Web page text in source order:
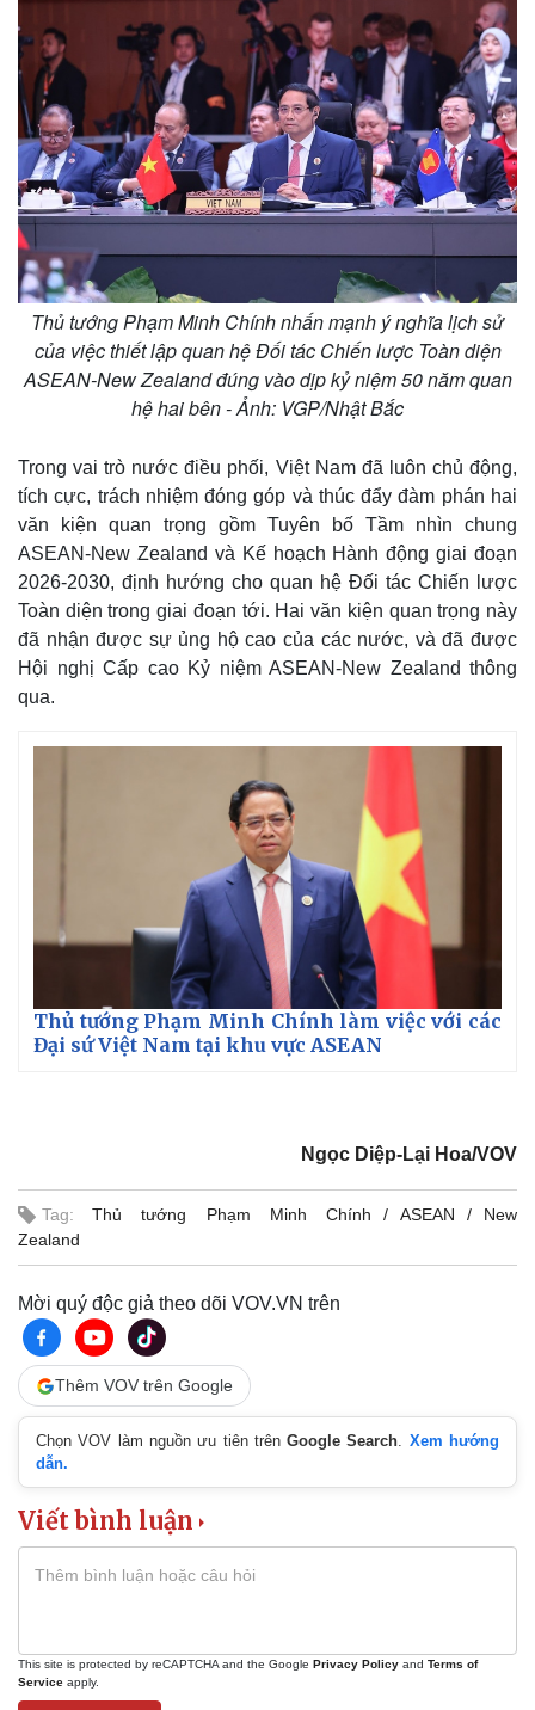
Vụ án
Tin nóng
Thủ tướng Phạm Minh Chính nhấn mạnh ý nghĩa lịch sử
của việc thiết lập quan hệ Đối tác Chiến lược Toàn diện
ASEAN-New Zealand đúng vào dịp kỷ niệm 50 năm quan
hệ hai bên - Ảnh: VGP/Nhật Bắc
Trong vai trò nước điều phối, Việt Nam đã luôn chủ động,
tích cực, trách nhiệm đóng góp và thúc đẩy đàm phán hai
văn kiện quan trọng gồm Tuyên bố Tầm nhìn chung
ASEAN-New Zealand và Kế hoạch Hành động giai đoạn
2026-2030, định hướng cho quan hệ Đối tác Chiến lược
Toàn diện trong giai đoạn tới. Hai văn kiện quan trọng này
đã nhận được sự ủng hộ cao của các nước, và đã được
Hội nghị Cấp cao Kỷ niệm ASEAN-New Zealand thông
qua.
Thủ tướng Phạm Minh Chính làm việc với các
Đại sứ Việt Nam tại khu vực ASEAN
Ngọc Diệp-Lại Hoa/VOV
Tag: Thủ tướng Phạm Minh Chính ASEAN
New
Zealand
Mời quý độc giả theo dõi VOV.VN trên
Thêm VOV trên Google
Chọn VOV làm nguồn ưu tiên trênGoogle Search. Xem hướng
dẫn.
Viết bình luận
This site is protected by reCAPTCHA and the Google Privacy Policy and Terms of
Service apply.